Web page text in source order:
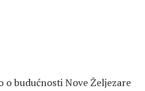
o budućnosti Nove Željezare